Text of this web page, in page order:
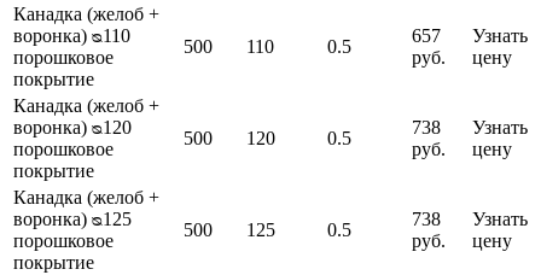
Канадка (желоб +
воронка) ᴓ110
порошковое
покрытие
500 110 0.5
657
руб.
Узнать
цену
Канадка (желоб +
воронка) ᴓ120
порошковое
покрытие
500 120 0.5
738
руб.
Узнать
цену
Канадка (желоб +
воронка) ᴓ125
порошковое
покрытие
500 125 0.5
738
руб.
Узнать
цену